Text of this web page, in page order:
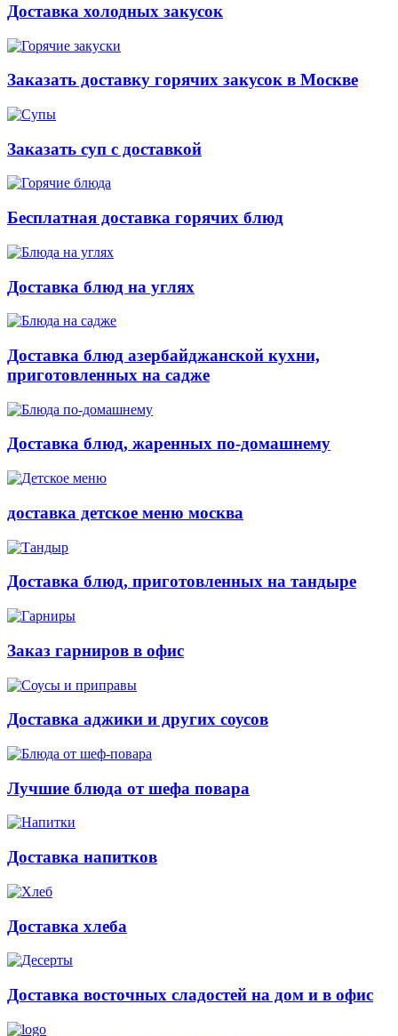
Доставка холодных закусок
Заказать доставку горячих закусок в Москве
Заказать суп с доставкой
Бесплатная доставка горячих блюд
Доставка блюд на углях
Доставка блюд азербайджанской кухни,
приготовленных на садже
Доставка блюд, жаренных по-домашнему
доставка детское меню москва
Доставка блюд, приготовленных на тандыре
Заказ гарниров в офис
Доставка аджики и других соусов
Лучшие блюда от шефа повара
Доставка напитков
Доставка хлеба
Доставка восточных сладостей на дом и в офис